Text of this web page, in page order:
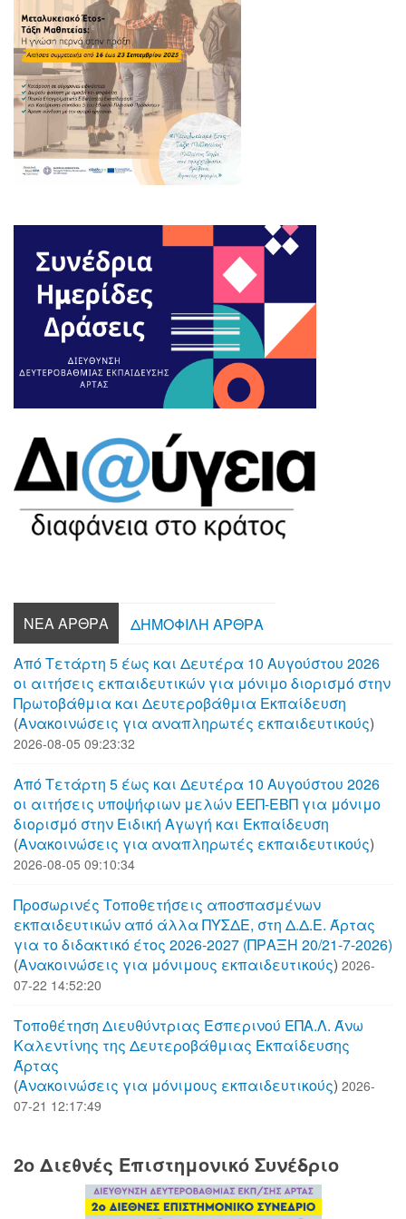
ΝΈΑ ΆΡΘΡΑ
ΔΗΜΟΦΙΛΉ ΆΡΘΡΑ
Από Τετάρτη 5 έως και Δευτέρα 10 Αυγούστου 2026
οι αιτήσεις εκπαιδευτικών για μόνιμο διορισμό στην
Πρωτοβάθμια και Δευτεροβάθμια Εκπαίδευση
(Aνακοινώσεις για αναπληρωτές εκπαιδευτικούς)
2026-08-05 09:23:32
Από Τετάρτη 5 έως και Δευτέρα 10 Αυγούστου 2026
οι αιτήσεις υποψήφιων μελών ΕΕΠ-ΕΒΠ για μόνιμο
διορισμό στην Ειδική Αγωγή και Εκπαίδευση
(Aνακοινώσεις για αναπληρωτές εκπαιδευτικούς)
2026-08-05 09:10:34
Προσωρινές Τοποθετήσεις αποσπασμένων
εκπαιδευτικών από άλλα ΠΥΣΔΕ, στη Δ.Δ.Ε. Άρτας
για το διδακτικό έτος 2026-2027 (ΠΡΑΞΗ 20/21-7-2026)
(Aνακοινώσεις για μόνιμους εκπαιδευτικούς) 2026-
07-22 14:52:20
Τοποθέτηση Διευθύντριας Εσπερινού ΕΠΑ.Λ. Άνω
Καλεντίνης της Δευτεροβάθμιας Εκπαίδευσης
Άρτας
(Aνακοινώσεις για μόνιμους εκπαιδευτικούς) 2026-
07-21 12:17:49
2o Διεθνές Επιστημονικό Συνέδριο